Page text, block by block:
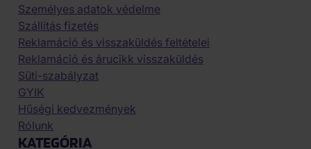
Személyes adatok védelme
Szállítás fizetés
Reklamáció és visszaküldés feltételei
Reklamáció és árucikk visszaküldés
Süti-szabályzat
GYIK
Hűségi kedvezmények
Rólunk
KATEGÓRIA